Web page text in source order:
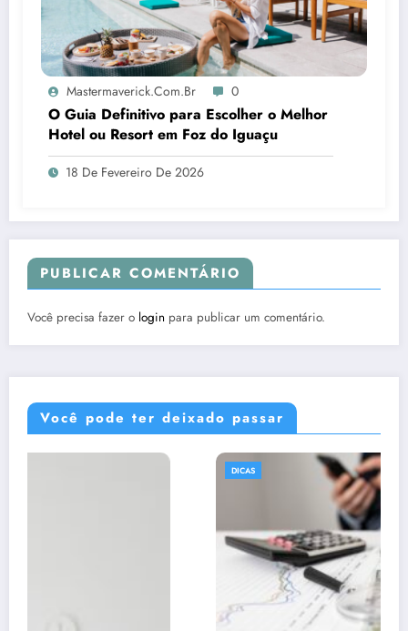
Mastermaverick.com.br 0
O Guia Definitivo para Escolher o Melhor
Hotel ou Resort em Foz do Iguaçu
18 De Fevereiro De 2026
PUBLICAR COMENTÁRIO
Você precisa fazer o login para publicar um comentário.
Você pode ter deixado passar